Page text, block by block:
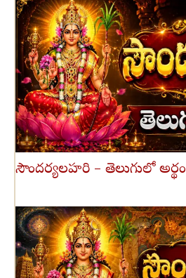
సౌందర్యలహరి – తెలుగులో అర్థం